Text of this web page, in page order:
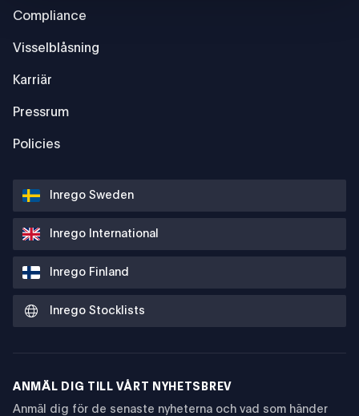
Compliance
Visselblåsning
Karriär
Pressrum
Policies
Inrego Sweden
Inrego International
Inrego Finland
Inrego Stocklists
ANMÄL DIG TILL VÅRT NYHETSBREV
Anmäl dig för de senaste nyheterna och vad som händer